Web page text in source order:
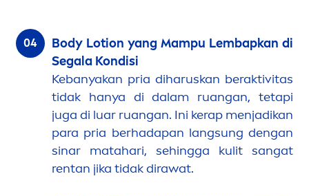
Body Lotion yang Mampu Lembapkan di
Segala Kondisi
Kebanyakan pria diharuskan beraktivitas
tidak hanya di dalam ruangan, tetapi
juga di luar ruangan. Ini kerap menjadikan
para pria berhadapan langsung dengan
sinar matahari, sehingga kulit sangat
rentan jika tidak dirawat.